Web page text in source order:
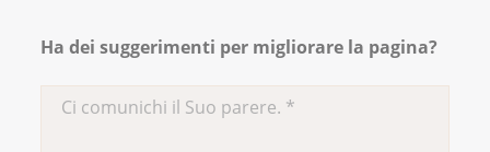
Ha dei suggerimenti per migliorare la pagina?